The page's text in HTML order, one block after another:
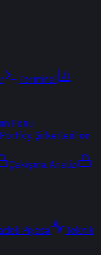
Terminal
Fonu
Portföy ŞirketleriFon
Çakışma Analizi
Piyasa
Teknik